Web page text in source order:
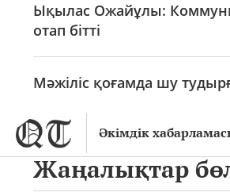
Әкімдік
Ықылас Ожайұлы:
отап бітті
Мәжіліс қоғамда шу
Жаңалықтар